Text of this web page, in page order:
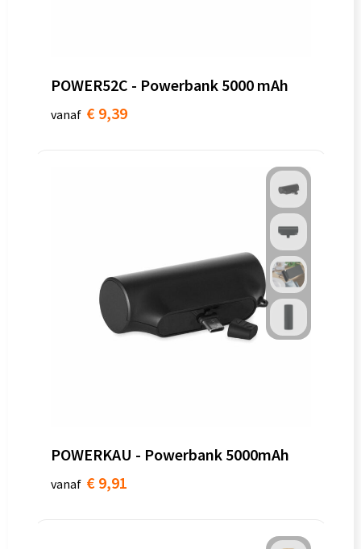
POWER52C - Powerbank 5000 mAh
vanaf € 9,39
POWERKAU - Powerbank 5000mAh
vanaf € 9,91